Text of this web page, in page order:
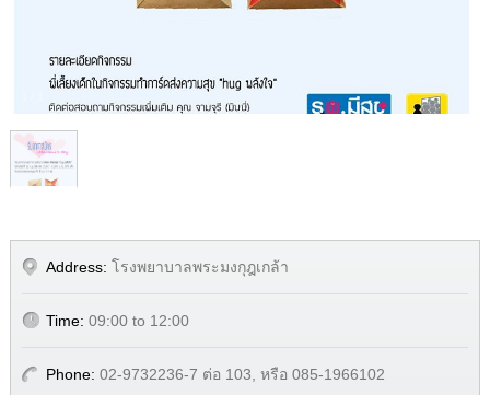
Address: โรงพยาบาลพระมงกุฎเกล้า
Time: 09:00 to 12:00
Phone: 02-9732236-7 ต่อ 103, หรือ 085-1966102